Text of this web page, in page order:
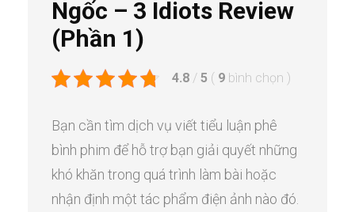
Ngốc – 3 Idiots Review
(Phần 1)
4.8 / 5 ( 9 bình chọn)
Bạn cần tìm dịch vụ viết tiểu luận phê
bình phim để hỗ trợ bạn giải quyết những
khó khăn trong quá trình làm bài hoặc
nhận định một tác phẩm điện ảnh nào đó.